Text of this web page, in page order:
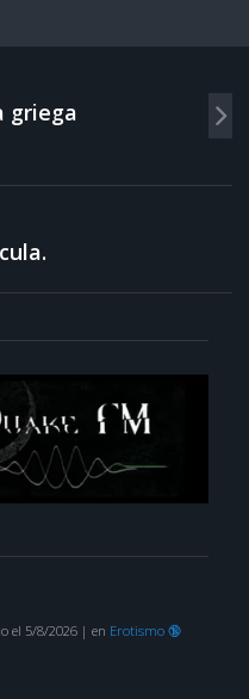
griega
el 5/8/2026| en Erotismo 🔞